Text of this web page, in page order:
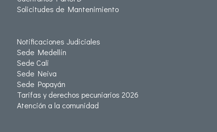
Solicitudes de Mantenimiento
Notificaciones Judiciales
Sede Medellín
Sede Cali
Sede Neiva
Sede Popayán
Tarifas y derechos pecuniarios 2026
Atención a la comunidad